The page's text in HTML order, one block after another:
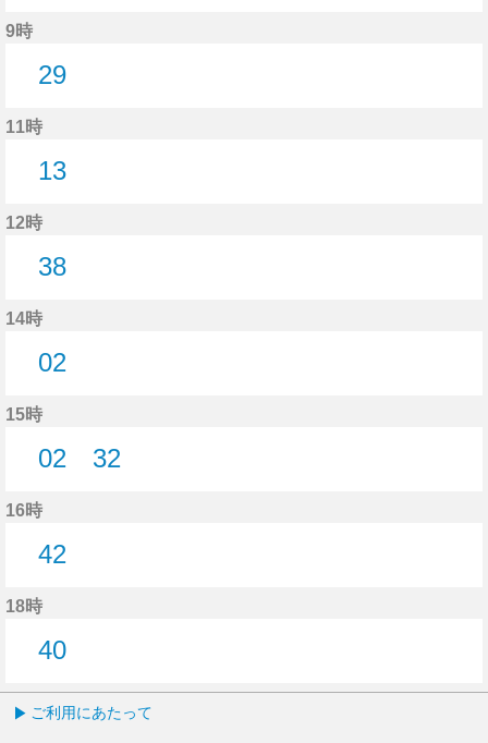
9時
29
11時
13
12時
38
14時
02
15時
02
32
16時
42
18時
40
ご利用にあたって